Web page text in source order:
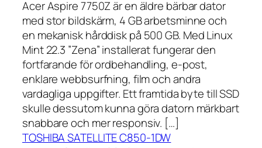
Acer Aspire 7750Z är en äldre bärbar dator
med stor bildskärm, 4 GB arbetsminne och
en mekanisk hårddisk på 500 GB. Med Linux
Mint 22.3 ”Zena” installerat fungerar den
fortfarande för ordbehandling, e-post,
enklare webbsurfning, film och andra
vardagliga uppgifter. Ett framtida byte till SSD
skulle dessutom kunna göra datorn märkbart
snabbare och mer responsiv. […]
TOSHIBA SATELLITE C850-1DW